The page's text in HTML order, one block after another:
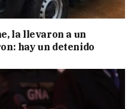
la llevaron a un
hay un detenido